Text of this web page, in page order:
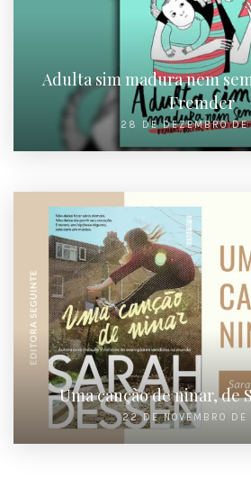
Adulta sim madura nem
Fremder
28 DE DEZEMBRO
Uma canção de ninar, de
22 DE NOVEMBRO